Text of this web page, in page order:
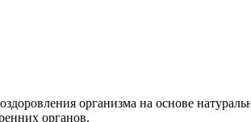
организма на основе
органов.